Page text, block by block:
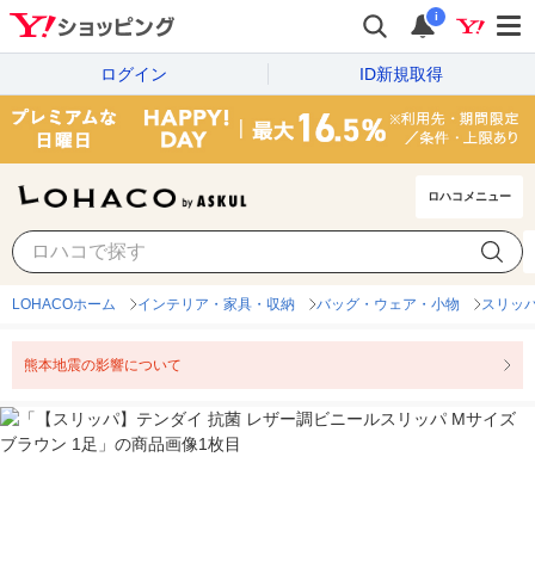
i
ログイン ID新規取得
ロハコメニュー
LOHACOホーム インテリア・家具・収納 バッグ・ウェア・小物 スリッ
熊本地震の影響について